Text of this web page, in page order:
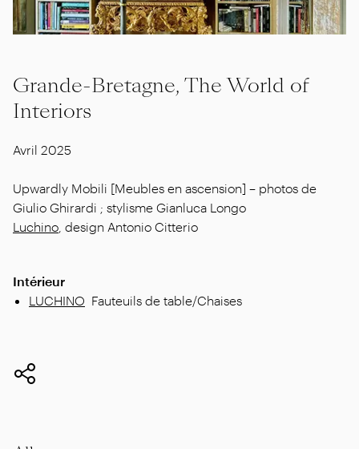
Grande-Bretagne, The World of
Interiors
Avril 2025
Upwardly Mobili [Meubles en ascension] – photos de
Giulio Ghirardi ; stylisme Gianluca Longo
Luchino , design Antonio Citterio
Intérieur
LUCHINO Fauteuils de table/Chaises